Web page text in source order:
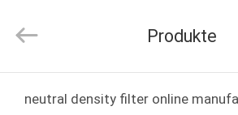
Ltd..
Produkte
neutral density filter online